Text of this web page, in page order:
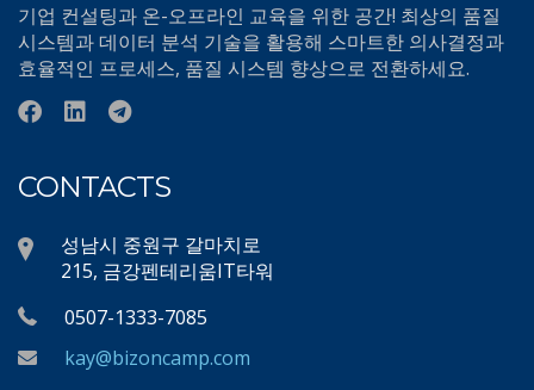
기업 컨설팅과 온-오프라인 교육을 위한 공간! 최상의 품질
시스템과 데이터 분석 기술을 활용해 스마트한 의사결정과
효율적인 프로세스, 품질 시스템 향상으로 전환하세요.
CONTACTS
성남시 중원구 갈마치로
215, 금강펜테리움IT타워
0507-1333-7085
kay@bizoncamp.com